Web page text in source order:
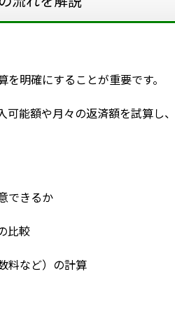
明確にすることが重要です。
可能額や月々の返済額を試算し
できるか
比較
料など）の計算